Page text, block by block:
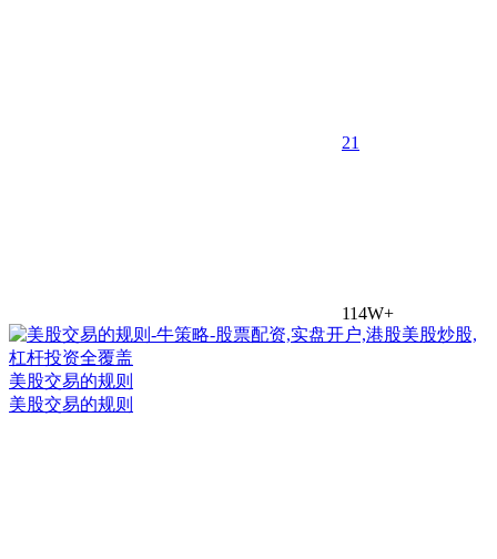
21
114W+
美股交易的规则
美股交易的规则